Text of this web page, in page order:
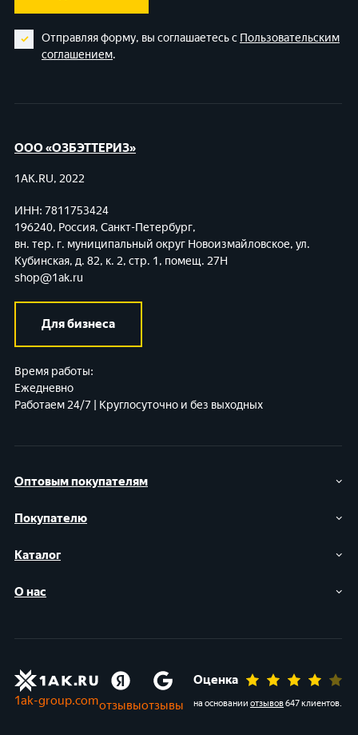
Отправляя форму, вы соглашаетесь с Пользовательским
соглашением.
Оптовым покупателям
Покупателю
Каталог
О нас
ООО «ОЗБЭТТЕРИЗ»
1AK.RU, 2022
ИНН: 7811753424
196240, Россия, Санкт-Петербург,
вн. тер. г. муниципальный округ Новоизмайловское, ул.
Кубинская, д. 82, к. 2, стр. 1, помещ. 27Н
shop@1ak.ru
Для бизнеса
Время работы:
Ежедневно
Работаем 24/7 | Круглосуточно и без выходных
1ak-group.comотзывыотзывы
Оценка
на основании отзывов647 клиентов.